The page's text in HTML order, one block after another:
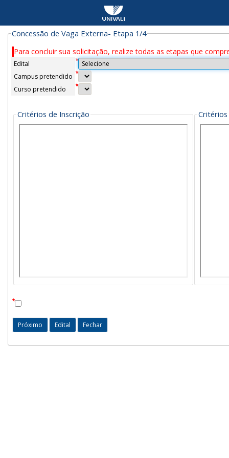
Concessão de Vaga Externa- Etapa 1/4
Edital
Campus pretendido
Curso pretendido
Critérios de Inscrição Critérios